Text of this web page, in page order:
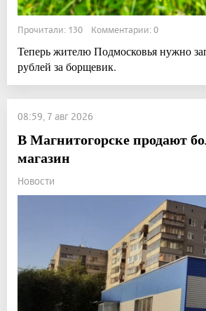
Прочитали: 130 Комментарии: 0
Теперь жителю Подмосковья нужно
рублей за борщевик.
08:59, 7 авг 2026
В Магнитогорске продают
магазин
Новости